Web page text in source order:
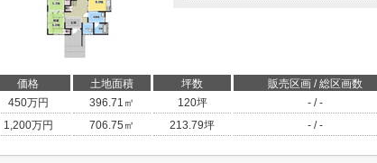
価格 土地面積 坪数 販売区画 / 総区画数
450万円 396.71㎡ 120坪 - / -
1,200万円 706.75㎡ 213.79坪 - / -